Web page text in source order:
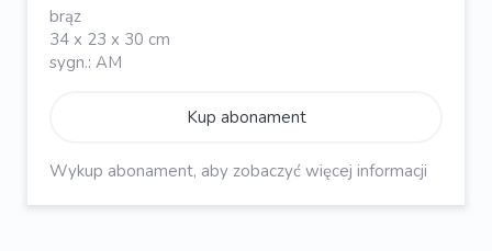
brąz
34 x 23 x 30 cm
sygn.: AM
Kup abonament
Wykup abonament, aby zobaczyć więcej informacji